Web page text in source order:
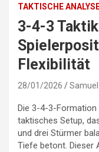
TAKTISCHE
3-4-3
Flexibilität
28/01/2026
Die 3-4-3-
taktisches Setup,
und drei Stürmer
Tiefe betont. Dieser